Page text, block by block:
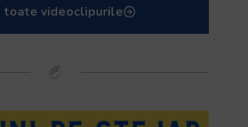
toate videoclipurile